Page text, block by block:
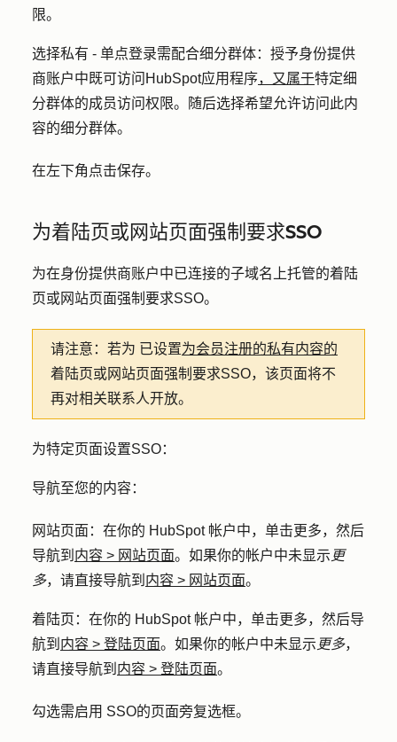
限。
选择私有 - 单点登录需配合细分群体： 授予身份提供
商账户中既可访问HubSpot应用程序，又属于特定细
分群体的成员访问权限。随后选择希望允许访问此内
容的细分群体。
在左下角点击保存。
为着陆页或网站页面强制要求SSO
为在身份提供商账户中已连接的子域名上托管的着陆
页或网站页面强制要求SSO。
请注意：若为 已设置为会员注册的私有内容的
着陆页或网站页面强制要求SSO，该页面将不
再对相关联系人开放。
为特定页面设置SSO：
导航至您的内容：
网站页面 ：在你的 HubSpot 帐户中，单击更多，然后
导航到 内容 > 网站页面。如果你的帐户中未显示 更
多，请直接导航到 内容 > 网站页面。
着陆页 ：在你的 HubSpot 帐户中，单击更多，然后导
航到 内容 > 登陆页面。如果你的帐户中未显示 更多，
请直接导航到 内容 > 登陆页面。
勾选需启用 SSO的页面旁复选框。